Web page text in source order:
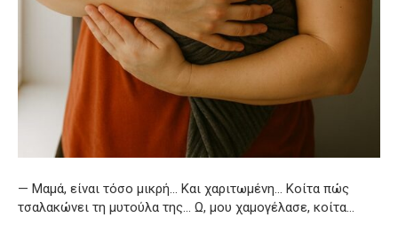
— Μαμά, είναι τόσο μικρή… Και χαριτωμένη… Κοίτα πώς
τσαλακώνει τη μυτούλα της… Ω, μου χαμογέλασε, κοίτα…